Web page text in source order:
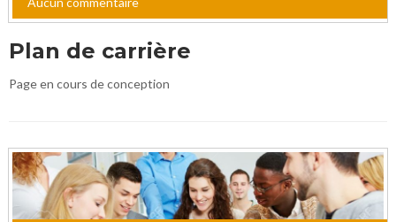
Plan de carrière
Page en cours de conception